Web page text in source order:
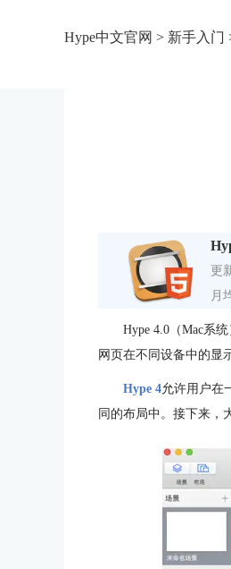
Hype中文官网 > 新手入门
更
月
Hype 4.0（Mac系
网页在不同设备中的显
Hype 4允许用户在
同的布局中。接下来，